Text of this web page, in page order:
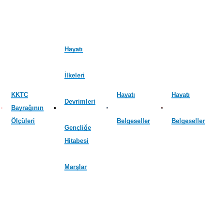
KKTC
Bayrağının
Ölçüleri
Hayatı
İlkeleri
Devrimleri
Gençliğe
Hitabesi
Marşlar
Hayatı
Belgeseller
Hayatı
Belgeseller